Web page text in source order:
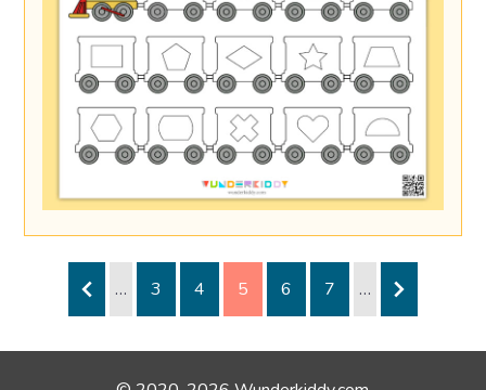
… 3 4 5 6 7 …